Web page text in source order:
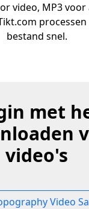
video, MP3
bestand snel.
met
video's
Video